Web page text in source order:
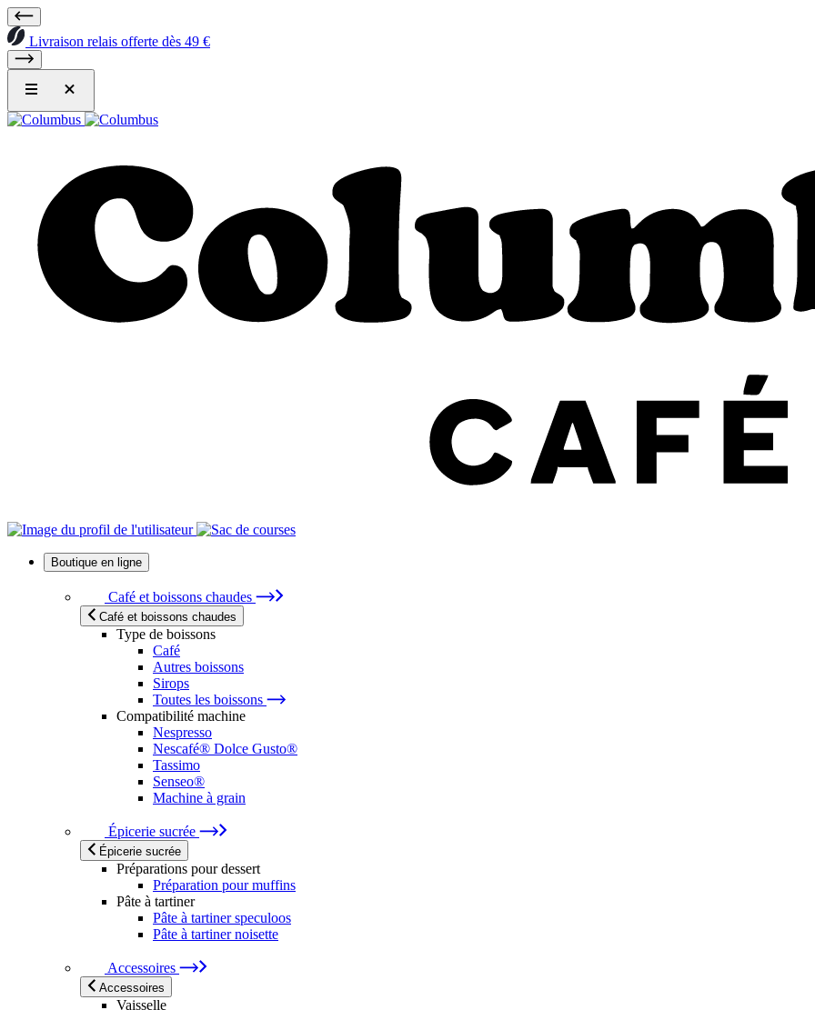
Livraison relais offerte dès 49 €
Boutique en ligne
Café et boissons chaudes
Café et boissons chaudes
Type de boissons
Café
Autres boissons
Sirops
Toutes les boissons
Compatibilité machine
Nespresso
Nescafé® Dolce Gusto®
Tassimo
Senseo®
Machine à grain
Épicerie sucrée
Épicerie sucrée
Préparations pour dessert
Préparation pour muffins
Pâte à tartiner
Pâte à tartiner speculoos
Pâte à tartiner noisette
Accessoires
Accessoires
Vaisselle